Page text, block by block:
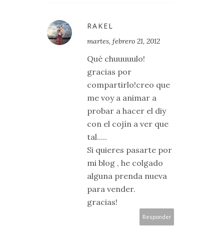
RAKEL
martes, febrero 21, 2012
Qué chuuuuulo!
gracias por
compartirlo!creo que
me voy a animar a
probar a hacer el diy
con el cojín a ver que
tal.....
Si quieres pasarte por
mi blog , he colgado
alguna prenda nueva
para vender.
gracias!
Responder